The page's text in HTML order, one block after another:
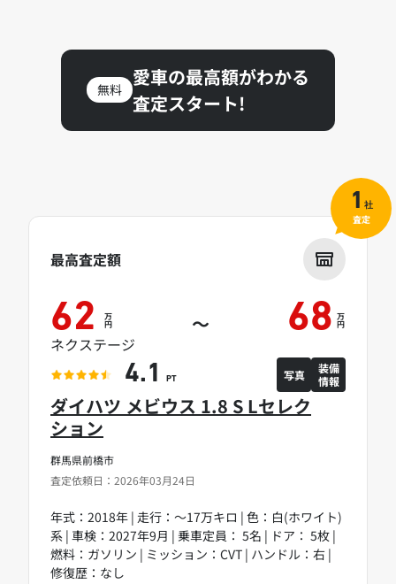
無料
愛車の最高額がわかる
査定スタート!
群馬県前橋市
査定依頼日：2026年03月24日
ダイハツ メビウス 1.8 S Lセレク
ション
年式：2018年 | 走行：～17万キロ | 色：白(ホワイト)
系 | 車検：2027年9月 | 乗車定員： 5名 | ドア： 5枚 |
燃料：ガソリン | ミッション：CVT | ハンドル：右 |
修復歴：なし
最高査定額
62 万
円 ～ 68 万
円
ネクステージ
4.1 PT 写真
装備
情報
1 社
査定